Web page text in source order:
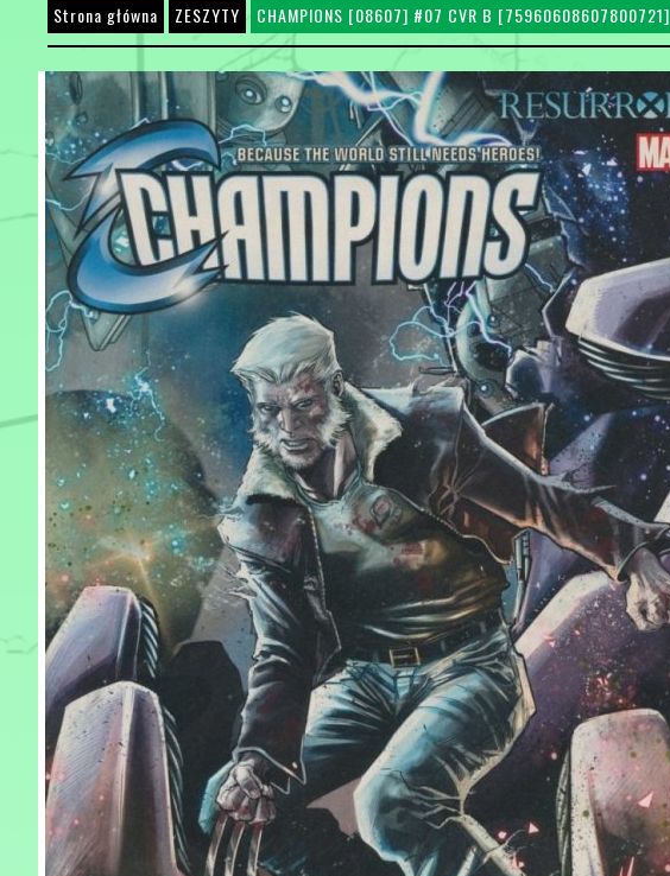
Strona główna ZESZYTY CHAMPIONS [08607] #07 CVR B [75960608607800721]